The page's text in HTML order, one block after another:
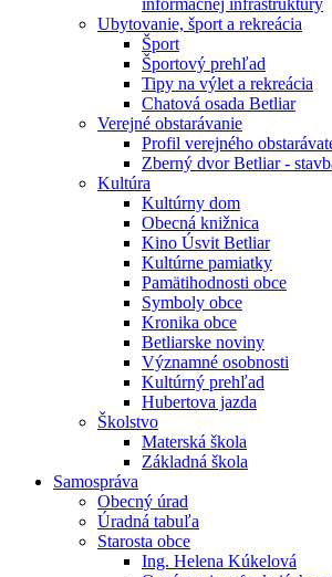
informačnej infraštruktúry
Ubytovanie, šport a rekreácia
Šport
Športový prehľad
Tipy na výlet a rekreácia
Chatová osada Betliar
Verejné obstarávanie
Profil verejného
Zberný dvor Betliar -
Kultúra
Kultúrny dom
Obecná knižnica
Kino Úsvit Betliar
Kultúrne pamiatky
Pamätihodnosti obce
Symboly obce
Kronika obce
Betliarske noviny
Významné osobnosti
Kultúrný prehľad
Hubertova jazda
Školstvo
Materská škola
Základná škola
Samospráva
Obecný úrad
Úradná tabuľa
Starosta obce
Ing. Helena Kúkelová